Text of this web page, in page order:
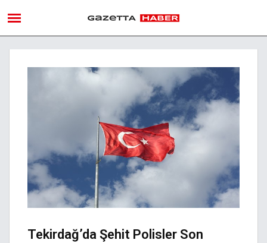
Tekirdağ’da Şehit Polisler Son